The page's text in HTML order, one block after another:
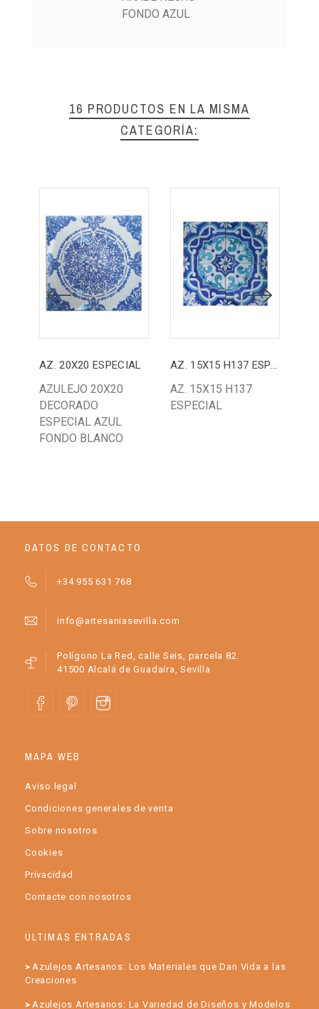
FONDO AZUL
16 PRODUCTOS EN LA MISMA
CATEGORÍA:
AZ. 20X20 ESPECIAL
AZULEJO 20X20
DECORADO
ESPECIAL AZUL
FONDO BLANCO
AZ. 15X15 H137 ESPECIAL
AZ. 15X15 H137
ESPECIAL
DATOS DE CONTACTO
+34 955 631 768
info@artesaniasevilla.com
Polígono La Red, calle Seis, parcela 82.
41500 Alcalá de Guadaíra, Sevilla
MAPA WEB
Aviso legal
Condiciones generales de venta
Sobre nosotros
Cookies
Privacidad
Contacte con nosotros
ÚLTIMAS ENTRADAS
Azulejos Artesanos: Los Materiales que Dan Vida a las
Creaciones
Azulejos Artesanos: La Variedad de Diseños y Modelos